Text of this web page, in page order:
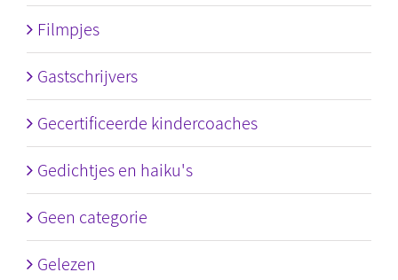
Filmpjes
Gastschrijvers
Gecertificeerde kindercoaches
Gedichtjes en haiku's
Geen categorie
Gelezen